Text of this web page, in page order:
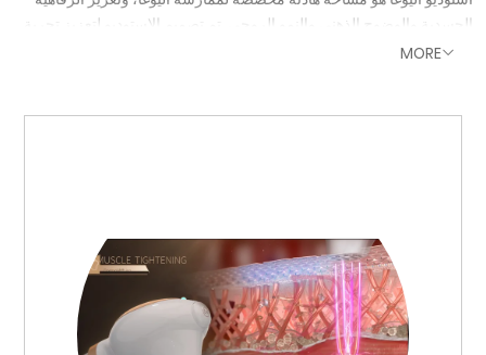
الجسدية والوضوح الذهني والنمو الروحي. تم تصميم الاستوديو لتعزيز تجربة
اليوغا، حيث يوفر بيئة من الهدوء والتركيز بعيدًا عن المشتتات اليومية. هنا،
MORE